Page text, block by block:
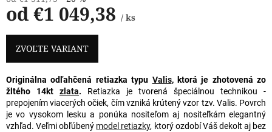
od€1 049,38 / ks
Jednotková
cena:
ZVOĽTE VARIANT
Originálna odľahčená retiazka typu Valis, ktorá je zhotovená zo
žltého 14kt zlata. Retiazka je tvorená špeciálnou technikou -
prepojením viacerých očiek, čím vzniká krútený vzor tzv. Valis. Povrch
je vo vysokom lesku a ponúka nositeľom aj nositeľkám elegantný
vzhľad. Veľmi obľúbený model retiazky, ktorý ozdobí Váš dekolt aj bez